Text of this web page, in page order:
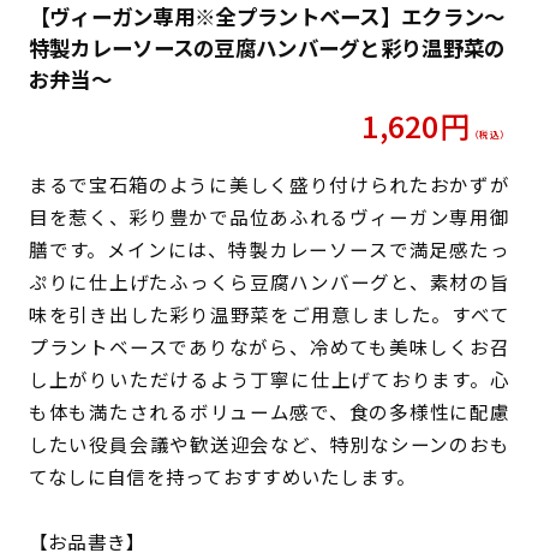
【ヴィーガン専用※全プラントベース】エクラン〜
特製カレーソースの豆腐ハンバーグと彩り温野菜の
お弁当〜
1,620円 （税込）
まるで宝石箱のように美しく盛り付けられたおかずが
目を惹く、彩り豊かで品位あふれるヴィーガン専用御
膳です。メインには、特製カレーソースで満足感たっ
ぷりに仕上げたふっくら豆腐ハンバーグと、素材の旨
味を引き出した彩り温野菜をご用意しました。すべて
プラントベースでありながら、冷めても美味しくお召
し上がりいただけるよう丁寧に仕上げております。心
も体も満たされるボリューム感で、食の多様性に配慮
したい役員会議や歓送迎会など、特別なシーンのおも
てなしに自信を持っておすすめいたします。
【お品書き】